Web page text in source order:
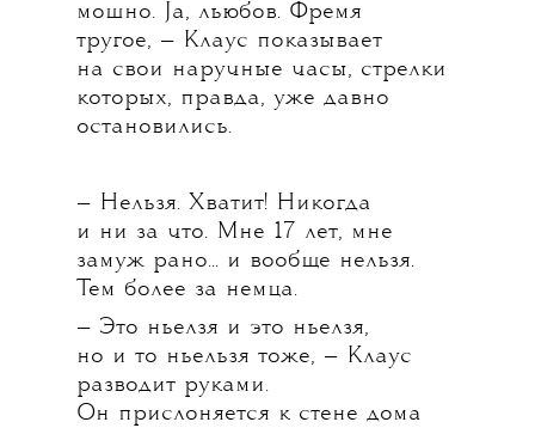
мошно. Ja, льюбов. Фремя
тругое, — Клаус показывает
на свои наручные часы, стрелки
которых, правда, уже давно
остановились.
— Нельзя. Хватит! Никогда
и ни за что. Мне 17 лет, мне
замуж рано... и вообще нельзя.
Тем более за немца.
— Это ньелзя и это ньелзя,
но и то ньельзя тоже, — Клаус
разводит руками.
Он прислоняется к стене дома